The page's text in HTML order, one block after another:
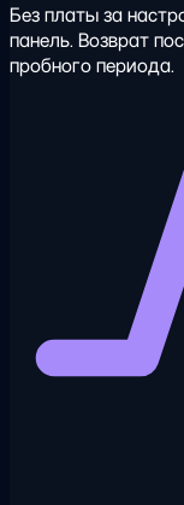
Без платы за
панель. Возврат
пробного периода.